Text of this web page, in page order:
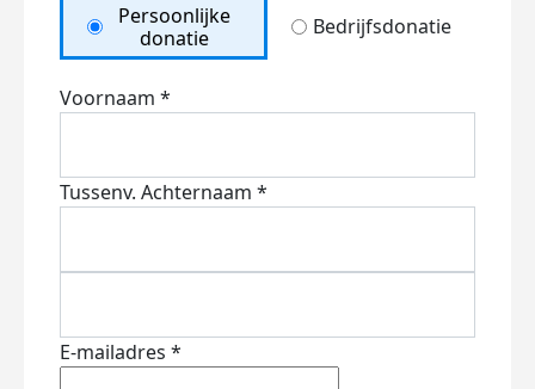
Persoonlijke
donatie
Bedrijfsdonatie
Voornaam *
Tussenv. Achternaam *
E-mailadres *